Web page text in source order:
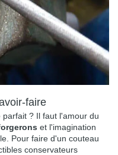
faire
? Il faut l'amour du
et l'imagination
Pour faire d'un couteau
conservateurs